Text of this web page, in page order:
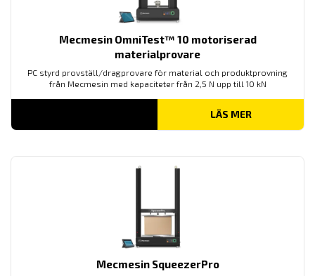
Mecmesin OmniTest™ 10 motoriserad
materialprovare
PC styrd provställ/dragprovare för material och produktprovning
från Mecmesin med kapaciteter från 2,5 N upp till 10 kN
LÄS MER
Mecmesin SqueezerPro